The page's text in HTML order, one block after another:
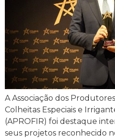
A Associação dos
Colheitas Especiais e
(APROFIR) foi destaque
seus projetos reconhecido